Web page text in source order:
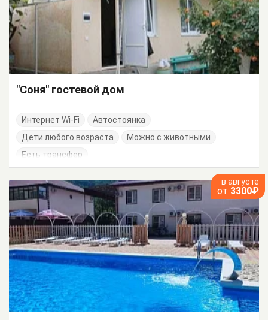
"Соня" гостевой дом
Интернет Wi-Fi
Автостоянка
Дети любого возраста
Можно с животными
Есть трансфер
в августе
от 3300₽